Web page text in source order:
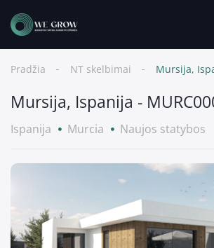
Pradžia NT skelbimai Mursija,
Mursija, Ispanija -
Ispanija Murcia Naujos statybos